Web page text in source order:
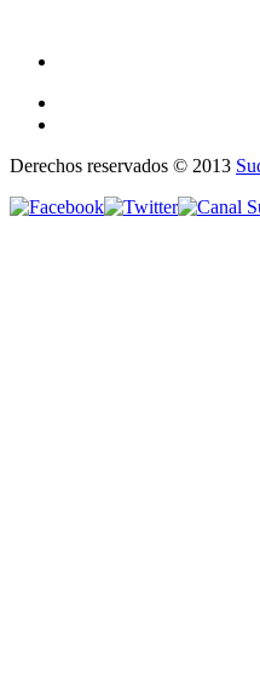
Derechos reservados © 2013